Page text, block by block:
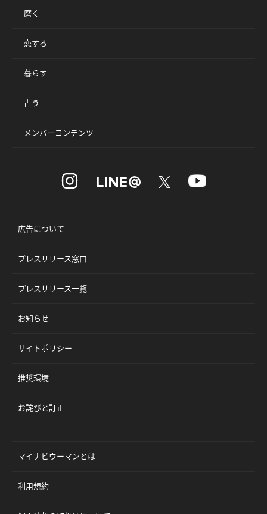
磨く
恋する
暮らす
占う
メンバーコンテンツ
広告について
プレスリリース窓口
プレスリリース一覧
お知らせ
サイトポリシー
推奨環境
お詫びと訂正
マイナビウーマンとは
利用規約